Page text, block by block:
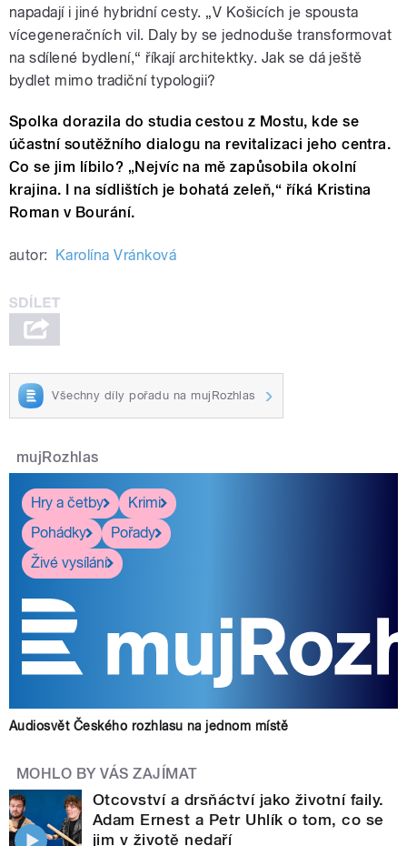
napadají i jiné hybridní cesty. „V Košicích je spousta
vícegeneračních vil. Daly by se jednoduše transformovat
na sdílené bydlení,“ říkají architektky. Jak se dá ještě
bydlet mimo tradiční typologii?
Spolka dorazila do studia cestou z Mostu, kde se
účastní soutěžního dialogu na revitalizaci jeho centra.
Co se jim líbilo? „Nejvíc na mě zapůsobila okolní
krajina. I na sídlištích je bohatá zeleň,“ říká Kristina
Roman v Bourání.
autor: Karolína Vránková
Všechny díly pořadu na mujRozhlas
mujRozhlas
Hry a četby
Krimi
Pohádky
Pořady
Živé vysílání
Audiosvět Českého rozhlasu na jednom místě
MOHLO BY VÁS ZAJÍMAT
Otcovství a drsňáctví jako životní faily.
Adam Ernest a Petr Uhlík o tom, co se
jim v životě nedaří